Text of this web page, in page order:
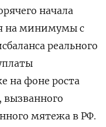
начала
на минимумы с
реального
на фоне роста
мятежа в РФ.